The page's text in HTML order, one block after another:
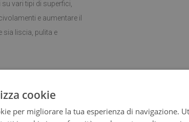
vari tipi di superfici,
e aumentare il
sia liscia, pulita e
dell'igiene del
Si abbina
cookie
per migliorare la tua esperienza di navigazione.